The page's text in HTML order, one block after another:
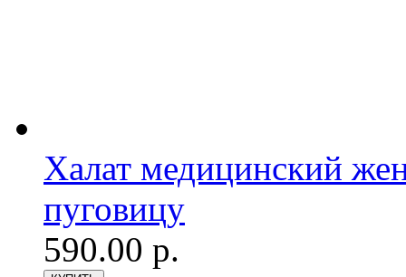
Халат медицинский
пуговицу
590.00 р.